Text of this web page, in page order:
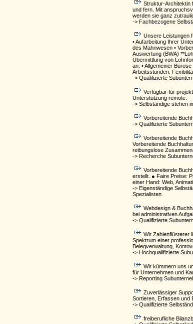
Struktur-Architektin
und fern. Mit
werden sie ganz
-> Fachbezogene
Unsere Leistungen
• Aufarbeitung Ihrer
des Mahnwesen •
Auswertung (BWA)
Übermittlung von
an: • Allgemeiner
Arbeitsstunden.
-> Qualifizierte
Verfügbar für
Unterstützung remote.
-> Selbständige stehen
Vorbereitende
-> Qualifizierte
Vorbereitende
Vorbereitende
reibungslose
-> Recherche
Vorbereitende
erstellt. ● Faire Preise:
einer Hand: Web,
-> Eigenständige
Spezialisten
Webdesign &
bei administrativen
-> Qualifizierte
Wir Zahlenflüsterer
Spektrum einer
Belegverwaltung,
-> Hochqualifizierte
Wir kümmern uns
für Unternehmen und
-> Reporting
Zuverlässiger
Sortieren, Erfassen und
-> Qualifizierte
freiberufliche